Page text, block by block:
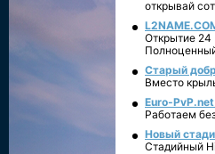
открывай
Открытие
Старый
Вместо
Euro-
Работаем
Новый
Стадийный